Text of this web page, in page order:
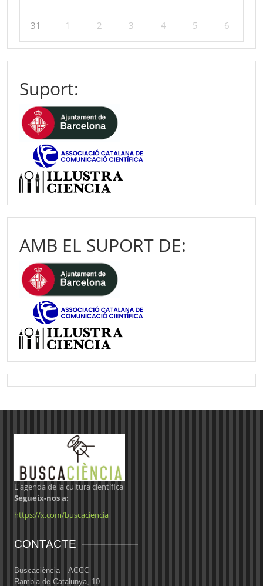
31 1 2 3 4 5 6
Suport:
AMB EL SUPORT DE:
L'agenda de la cultura científica
Segueix-nos a:
https://x.com/buscaciencia
CONTACTE
Buscaciència – ACCC
Rambla de Catalunya, 10